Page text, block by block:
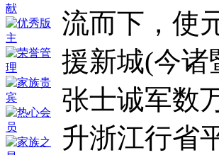
流而下，使
援新城(今诸
张士诚军数
升浙江行省